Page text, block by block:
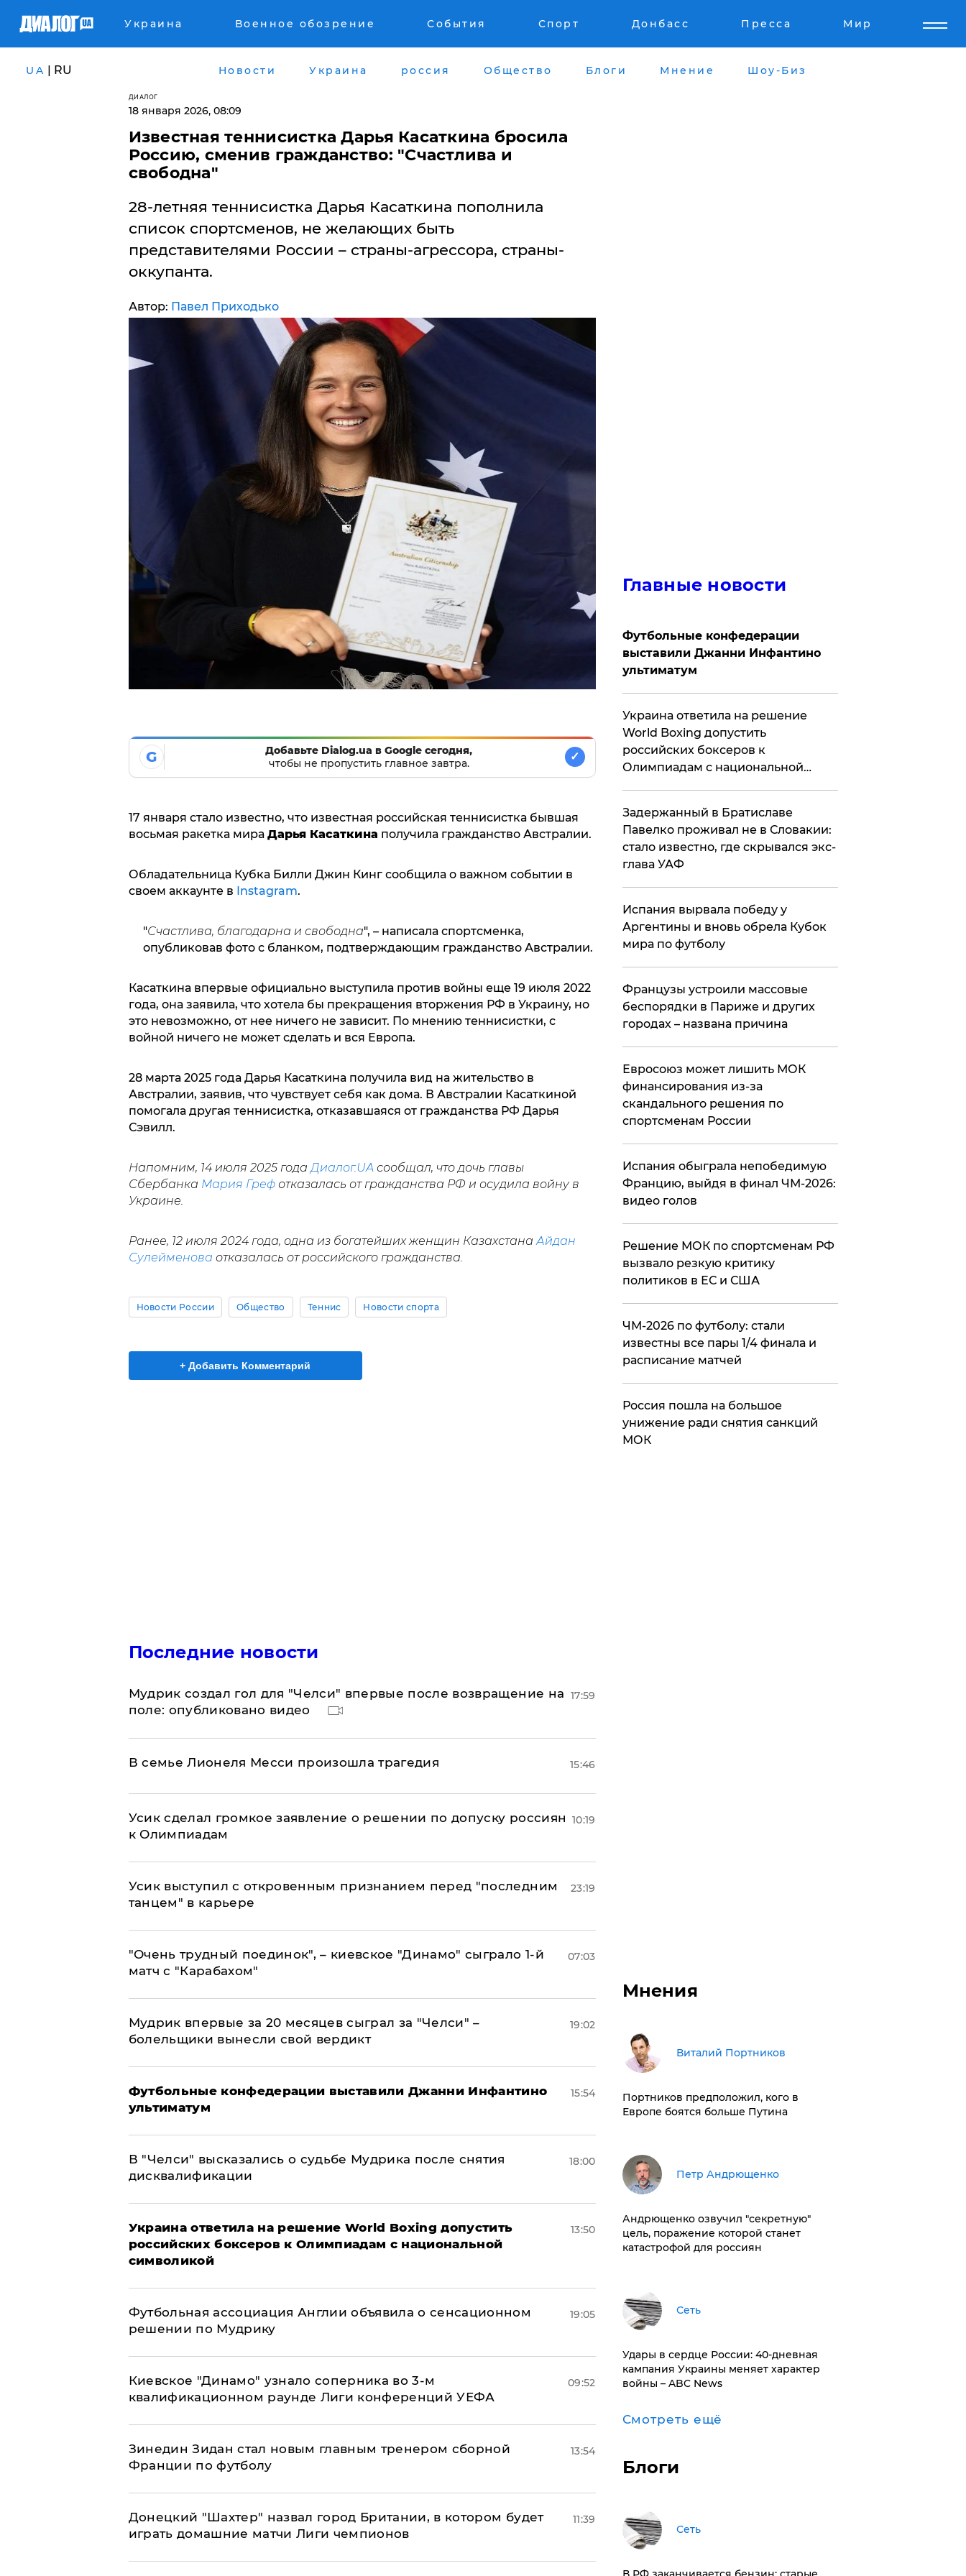
Украина Военное обозрение События Спорт Донбасс Пресса Мир
UA | RU Новости Украина россия Общество Блоги Мнение Шоу-Биз
ДИАЛОГ
18 января 2026, 08:09
Известная теннисистка Дарья Касаткина бросила
Россию, сменив гражданство: "Счастлива и
свободна"
28-летняя теннисистка Дарья Касаткина пополнила
список спортсменов, не желающих быть
представителями России – страны-агрессора, страны-
оккупанта.
Автор: Павел Приходько
G
Добавьте Dialog.ua в Google сегодня,
чтобы не пропустить главное завтра.
✓
17 января стало известно, что известная российская теннисистка бывшая
восьмая ракетка мира Дарья Касаткина получила гражданство Австралии.
Обладательница Кубка Билли Джин Кинг сообщила о важном событии в
своем аккаунте в Instagram.
"Счастлива, благодарна и свободна", – написала спортсменка,
опубликовав фото с бланком, подтверждающим гражданство Австралии.
Касаткина впервые официально выступила против войны еще 19 июля 2022
года, она заявила, что хотела бы прекращения вторжения РФ в Украину, но
это невозможно, от нее ничего не зависит. По мнению теннисистки, с
войной ничего не может сделать и вся Европа.
28 марта 2025 года Дарья Касаткина получила вид на жительство в
Австралии, заявив, что чувствует себя как дома. В Австралии Касаткиной
помогала другая теннисистка, отказавшаяся от гражданства РФ Дарья
Сэвилл.
Напомним, 14 июля 2025 годаДиалог.UAсообщал, что дочь главы
Сбербанка Мария Грефотказалась от гражданства РФ и осудила войну в
Украине.
Ранее, 12 июля 2024 года, одна из богатейших женщин КазахстанаАйдан
Сулейменова отказалась от российского гражданства.
Новости России Общество Теннис Новости спорта
+ Добавить Комментарий
Последние новости
Мудрик создал гол для "Челси" впервые после возвращение на
поле: опубликовано видео
17:59
В семье Лионеля Месси произошла трагедия 15:46
Усик сделал громкое заявление о решении по допуску россиян
к Олимпиадам
10:19
Усик выступил с откровенным признанием перед "последним
танцем" в карьере
23:19
"Очень трудный поединок", – киевское "Динамо" сыграло 1-й
матч с "Карабахом"
07:03
Мудрик впервые за 20 месяцев сыграл за "Челси" –
болельщики вынесли свой вердикт
19:02
Футбольные конфедерации выставили Джанни Инфантино
ультиматум
15:54
В "Челси" высказались о судьбе Мудрика после снятия
дисквалификации
18:00
Украина ответила на решение World Boxing допустить
российских боксеров к Олимпиадам с национальной
символикой
13:50
Футбольная ассоциация Англии объявила о сенсационном
решении по Мудрику
19:05
Киевское "Динамо" узнало соперника во 3-м
квалификационном раунде Лиги конференций УЕФА
09:52
Зинедин Зидан стал новым главным тренером сборной
Франции по футболу
13:54
Донецкий "Шахтер" назвал город Британии, в котором будет
играть домашние матчи Лиги чемпионов
11:39
Главные новости
Футбольные конфедерации
выставили Джанни Инфантино
ультиматум
Украина ответила на решение
World Boxing допустить
российских боксеров к
Олимпиадам с национальной
Задержанный в Братиславе
Павелко проживал не в Словакии:
стало известно, где скрывался экс-
глава УАФ
Испания вырвала победу у
Аргентины и вновь обрела Кубок
мира по футболу
Французы устроили массовые
беспорядки в Париже и других
городах – названа причина
Евросоюз может лишить МОК
финансирования из-за
скандального решения по
спортсменам России
Испания обыграла непобедимую
Францию, выйдя в финал ЧМ-2026:
видео голов
Решение МОК по спортсменам РФ
вызвало резкую критику
политиков в ЕС и США
ЧМ-2026 по футболу: стали
известны все пары 1/4 финала и
расписание матчей
Россия пошла на большое
унижение ради снятия санкций
МОК
Мнения
Виталий Портников
Портников предположил, кого в
Европе боятся больше Путина
Петр Андрющенко
Андрющенко озвучил "секретную"
цель, поражение которой станет
катастрофой для россиян
Сеть
Удары в сердце России: 40-дневная
кампания Украины меняет характер
войны – ABC News
Смотреть ещё
Блоги
Сеть